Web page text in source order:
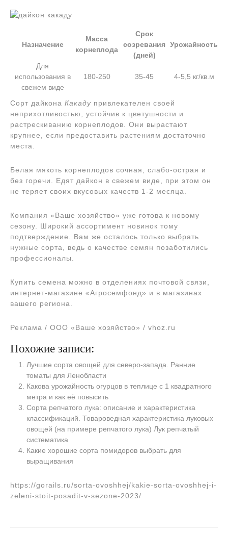
Назначение
Масса
корнеплода
Срок
созревания
(дней)
Урожайность
Для
использования в
свежем виде
180-250 35-45 4-5,5 кг/кв.м
Сорт дайкона Какаду привлекателен своей
неприхотливостью, устойчив к цветушности и
растрескиванию корнеплодов. Они вырастают
крупнее, если предоставить растениям достаточно
места.
Белая мякоть корнеплодов сочная, слабо-острая и
без горечи. Едят дайкон в свежем виде, при этом он
не теряет своих вкусовых качеств 1-2 месяца.
Компания «Ваше хозяйство» уже готова к новому
сезону. Широкий ассортимент новинок тому
подтверждение. Вам же осталось только выбрать
нужные сорта, ведь о качестве семян позаботились
профессионалы.
Купить семена можно в отделениях почтовой связи,
интернет-магазине «Агросемфонд» и в магазинах
вашего региона.
Реклама / ООО «Ваше хозяйство» / vhoz.ru
Похожие записи:
Лучшие сорта овощей для северо-запада. Ранние
томаты для Ленобласти
Какова урожайность огурцов в теплице с 1 квадратного
метра и как её повысить
Сорта репчатого лука: описание и характеристика
классификаций. Товароведная характеристика луковых
овощей (на примере репчатого лука) Лук репчатый
систематика
Какие хорошие сорта помидоров выбрать для
выращивания
https://gorails.ru/sorta-ovoshhej/kakie-sorta-ovoshhej-i-
zeleni-stoit-posadit-v-sezone-2023/